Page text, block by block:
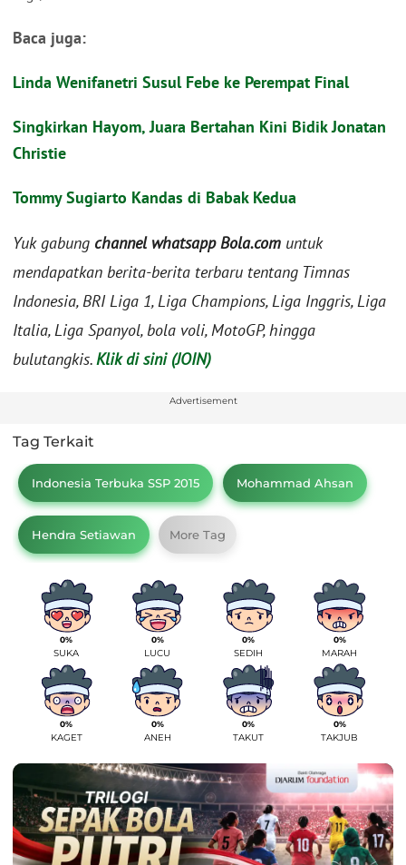
Baca juga:
Linda Wenifanetri Susul Febe ke Perempat Final
Singkirkan Hayom, Juara Bertahan Kini Bidik Jonatan
Christie
Tommy Sugiarto Kandas di Babak Kedua
Yuk gabung channel whatsapp Bola.com untuk
mendapatkan berita-berita terbaru tentang Timnas
Indonesia, BRI Liga 1, Liga Champions, Liga Inggris, Liga
Italia, Liga Spanyol, bola voli, MotoGP, hingga
bulutangkis.Klik di sini (JOIN)
Advertisement
Tag Terkait
Indonesia Terbuka SSP 2015 Mohammad Ahsan
Hendra Setiawan More Tag
0%
SUKA
0%
LUCU
0%
SEDIH
0%
MARAH
0%
KAGET
0%
ANEH
0%
TAKUT
0%
TAKJUB